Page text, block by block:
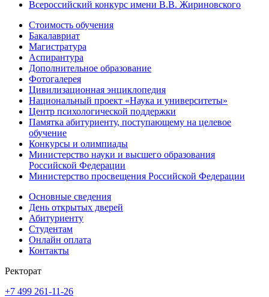
Всероссийский конкурс имени В.В. Жириновского
Стоимость обучения
Бакалавриат
Магистратура
Аспирантура
Дополнительное образование
Фотогалерея
Цивилизационная энциклопедия
Национальный проект «Наука и университеты»
Центр психологической поддержки
Памятка абитуриенту, поступающему на целевое
обучение
Конкурсы и олимпиады
Министерство науки и высшего образования
Российской Федерации
Министерство просвещения Российской Федерации
Основные сведения
День открытых дверей
Абитуриенту
Студентам
Онлайн оплата
Контакты
Ректорат
+7 499 261-11-26